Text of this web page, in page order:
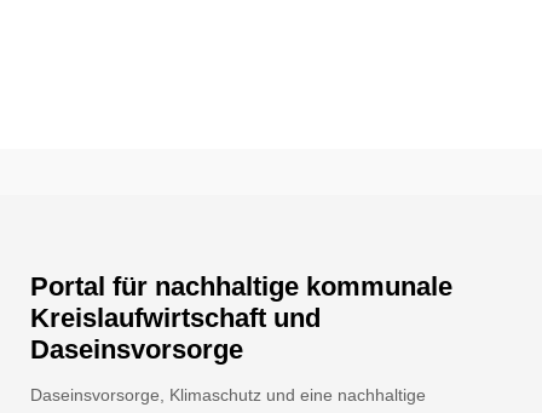
Portal für nachhaltige kommunale
Kreislaufwirtschaft und
Daseinsvorsorge
Daseinsvorsorge, Klimaschutz und eine nachhaltige